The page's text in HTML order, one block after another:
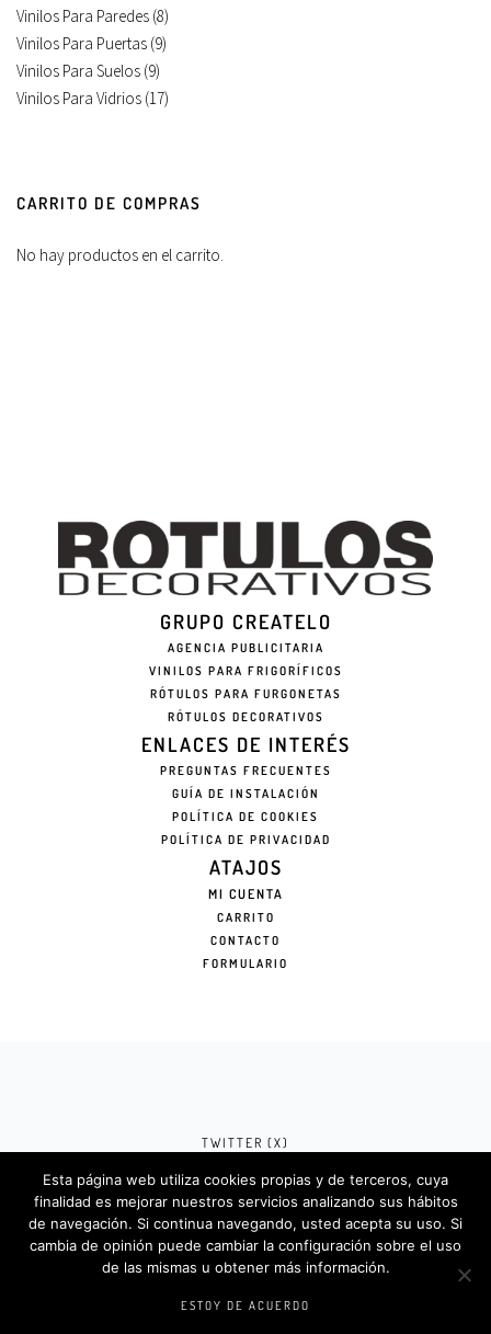
Vinilos Para Paredes (8)
Vinilos Para Puertas (9)
Vinilos Para Suelos (9)
Vinilos Para Vidrios (17)
CARRITO DE COMPRAS
No hay productos en el carrito.
GRUPO CREATELO
AGENCIA PUBLICITARIA
VINILOS PARA FRIGORÍFICOS
RÓTULOS PARA FURGONETAS
RÓTULOS DECORATIVOS
ENLACES DE INTERÉS
PREGUNTAS FRECUENTES
GUÍA DE INSTALACIÓN
POLÍTICA DE COOKIES
POLÍTICA DE PRIVACIDAD
ATAJOS
MI CUENTA
CARRITO
CONTACTO
FORMULARIO
TWITTER (X)
FACEBOOK (META)
INSTAGRAM
Rotulosdecorativos.com © 2024. Diseño &
Codigos porCreatelo.com.es
Esta página web utiliza cookies propias y de terceros, cuya
finalidad es mejorar nuestros servicios analizando sus hábitos
de navegación. Si continua navegando, usted acepta su uso. Si
cambia de opinión puede cambiar la configuración sobre el uso
de las mismas u obtener más información.
ESTOY DE ACUERDO